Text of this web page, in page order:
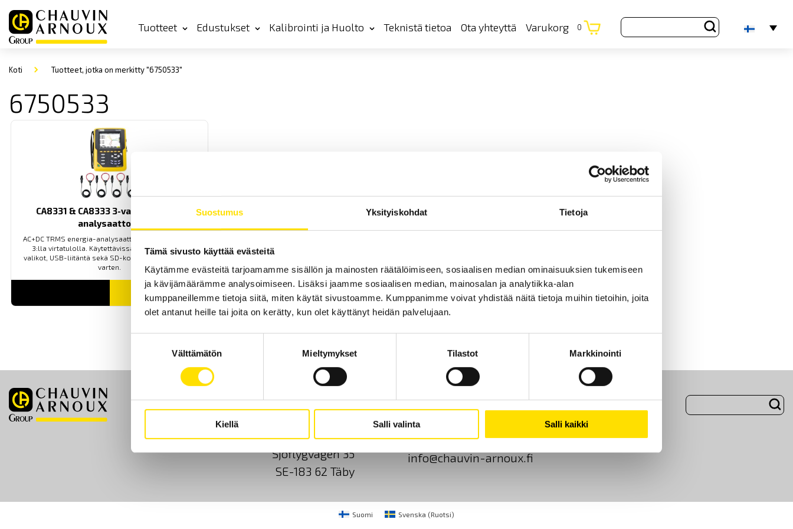
Suostumus Yksityiskohdat Tietoja
Tämä sivusto käyttää evästeitä
Käytämme evästeitä tarjoamamme sisällön ja mainosten räätälöimiseen, sosiaalisen median ominaisuuksien tukemiseen
ja kävijämäärämme analysoimiseen. Lisäksi jaamme sosiaalisen median, mainosalan ja analytiikka-alan
kumppaneillemme tietoja siitä, miten käytät sivustoamme. Kumppanimme voivat yhdistää näitä tietoja muihin tietoihin, joita
olet antanut heille tai joita on kerätty, kun olet käyttänyt heidän palvelujaan.
Välttämätön Mieltymykset Tilastot Markkinointi
Kiellä Salli valinta Salli kaikki
Tuotteet Edustukset Kalibrointi ja Huolto Teknistä tietoa Ota yhteyttä Varukorg 0
Koti Tuotteet, jotka on merkitty "6750533"
6750533
CA8331 & CA8333 3-vaihe energia-
analysaattorit
AC+DC TRMS energia-analysaattorit 4:llä jännite- ja
3:lla virtatulolla. Käytettävissä suomenkieliset
valikot, USB-liitäntä sekä SD-kortti kommunikointia
varten.
LUE LISÄÄ
Etusivu Ota yhteyttä Tietoa meistä GDPR Evästeet
CA Mätsystem AB
Sjöflygvägen 35
SE-183 62 Täby
+46 8 50 52 68 00
info@chauvin-arnoux.fi
Suomi Svenska (Ruotsi)